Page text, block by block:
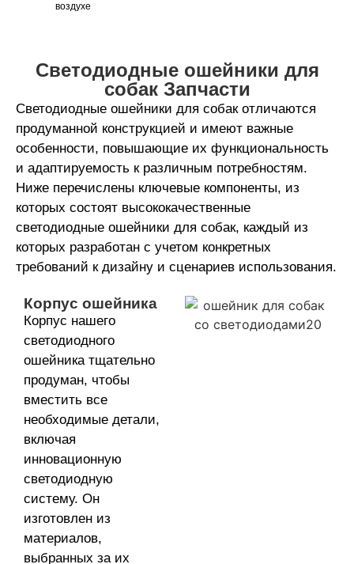
воздухе
Светодиодные ошейники для
собак Запчасти
Светодиодные ошейники для собак отличаются
продуманной конструкцией и имеют важные
особенности, повышающие их функциональность
и адаптируемость к различным потребностям.
Ниже перечислены ключевые компоненты, из
которых состоят высококачественные
светодиодные ошейники для собак, каждый из
которых разработан с учетом конкретных
требований к дизайну и сценариев использования.
Корпус ошейника
Корпус нашего
светодиодного
ошейника тщательно
продуман, чтобы
вместить все
необходимые детали,
включая
инновационную
светодиодную
систему. Он
изготовлен из
материалов,
выбранных за их